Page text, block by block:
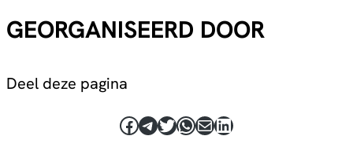
GEORGANISEERD DOOR
Deel deze pagina
Facebook
Telegram
Twitter
WhatsApp
E-mailLinkedIn